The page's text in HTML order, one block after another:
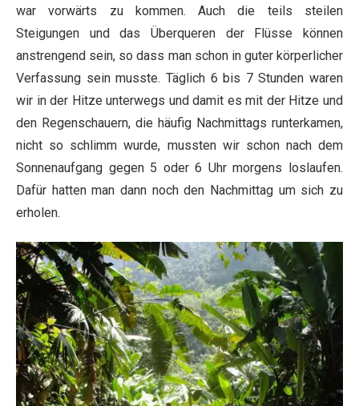
war vorwärts zu kommen. Auch die teils steilen
Steigungen und das Überqueren der Flüsse können
anstrengend sein, so dass man schon in guter körperlicher
Verfassung sein musste. Täglich 6 bis 7 Stunden waren
wir in der Hitze unterwegs und damit es mit der Hitze und
den Regenschauern, die häufig Nachmittags runterkamen,
nicht so schlimm wurde, mussten wir schon nach dem
Sonnenaufgang gegen 5 oder 6 Uhr morgens loslaufen.
Dafür hatten man dann noch den Nachmittag um sich zu
erholen.